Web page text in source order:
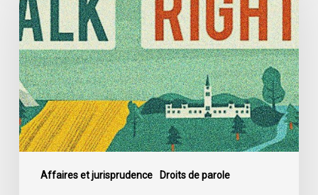
Affaires et jurisprudence Droits de parole
de
discrimination
en
matière
de
logement